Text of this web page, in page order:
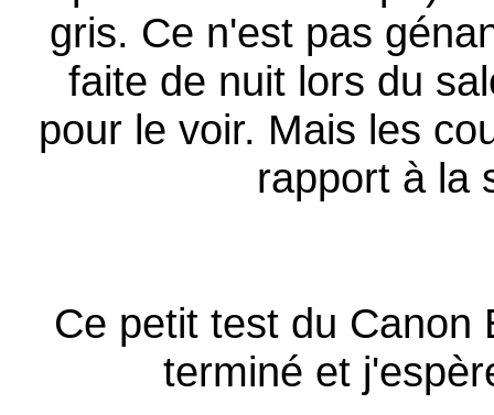
gris. Ce n'est pas
faite de nuit lors du
pour le voir. Mais les
rapport à la
Ce petit test du Canon
terminé et